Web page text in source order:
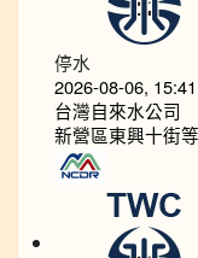
停水
2026-08-06, 15:41
台灣自來水公司
新營區東興十街